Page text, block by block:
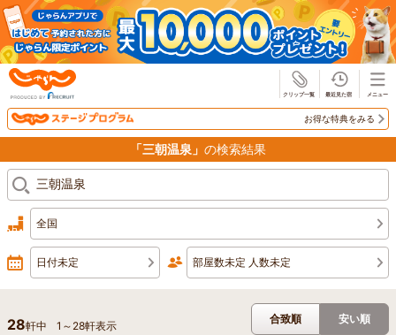
お得な特典をみる
「三朝温泉」 の検索結果
全国
日付未定 部屋数未定 人数未定
28軒中 1 ～ 28軒表示
合致順 安い順